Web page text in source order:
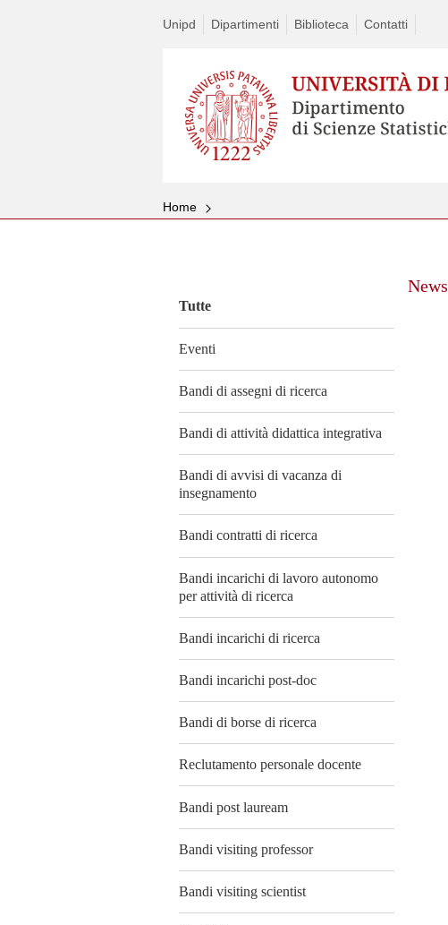
Unipd Dipartimenti Biblioteca Contatti
Home
Tutte
Eventi
Bandi di assegni di ricerca
Bandi di attività didattica integrativa
Bandi di avvisi di vacanza di
insegnamento
Bandi contratti di ricerca
Bandi incarichi di lavoro autonomo
per attività di ricerca
Bandi incarichi di ricerca
Bandi incarichi post-doc
Bandi di borse di ricerca
Reclutamento personale docente
Bandi post lauream
Bandi visiting professor
Bandi visiting scientist